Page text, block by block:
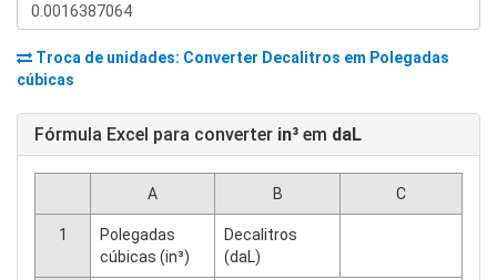
Troca de unidades: Converter Decalitros em Polegadas
cúbicas
Fórmula Excel para converter in³ em daL
A B C
1
Polegadas
cúbicas (in³)
Decalitros
(daL)